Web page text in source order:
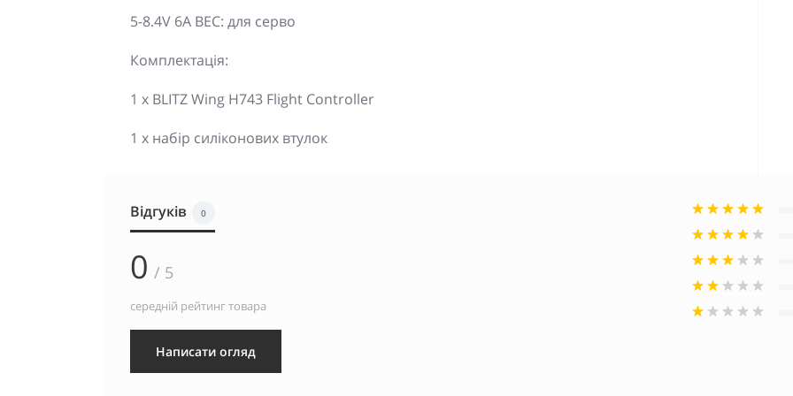
5-8.4V 6A BEC: для серво
Комплектація:
1 x BLITZ Wing H743 Flight Controller
1 x набір силіконових втулок
Відгуків 0
0 / 5
середній рейтинг товара
Написати огляд